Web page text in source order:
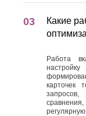
Какие
Работа
карточек